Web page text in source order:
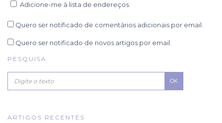
Adicione-me à lista de endereços.
Quero ser notificado de comentários adicionais por email.
Quero ser notificado de novos artigos por email.
PESQUISA
OK
ARTIGOS RECENTES